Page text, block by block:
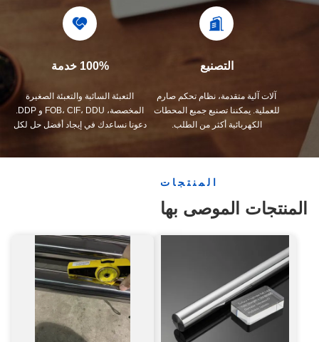
التصنيع
آلات آلية متقدمة، نظام تحكم صارم
للعملية. يمكننا تصنيع جميع المحطات
الكهربائية أكثر من الطلب.
100% خدمة
التعبئة السائبة والتعبئة الصغيرة
المخصصة، FOB، CIF، DDU و DDP.
دعونا نساعدك في إيجاد أفضل حل لكل
المنتجات
المنتجات الموصى بها